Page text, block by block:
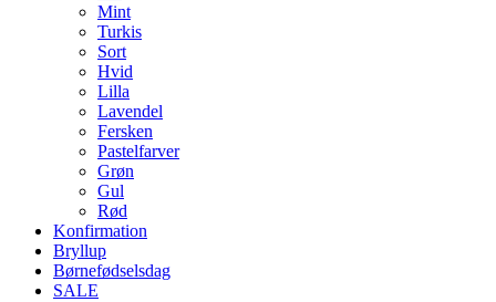
Mint
Turkis
Sort
Hvid
Lilla
Lavendel
Fersken
Pastelfarver
Grøn
Gul
Rød
Konfirmation
Bryllup
Børnefødselsdag
SALE